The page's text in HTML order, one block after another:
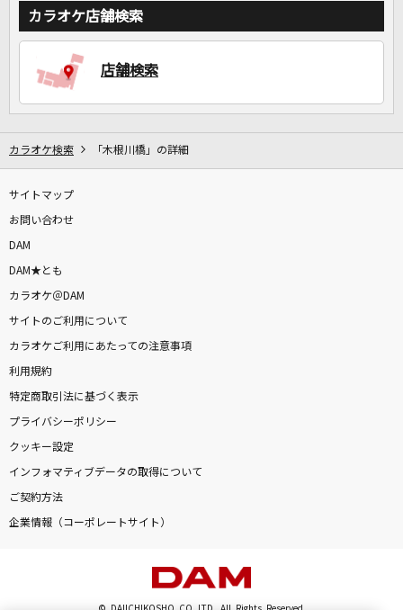
カラオケ店舗検索
店舗検索
カラオケ検索 「木根川橋」の詳細
サイトマップ
お問い合わせ
DAM
DAM★とも
カラオケ＠DAM
サイトのご利用について
カラオケご利用にあたっての注意事項
利用規約
特定商取引法に基づく表示
プライバシーポリシー
クッキー設定
インフォマティブデータの取得について
ご契約方法
企業情報（コーポレートサイト）
© DAIICHIKOSHO CO.,LTD. All Rights Reserved.